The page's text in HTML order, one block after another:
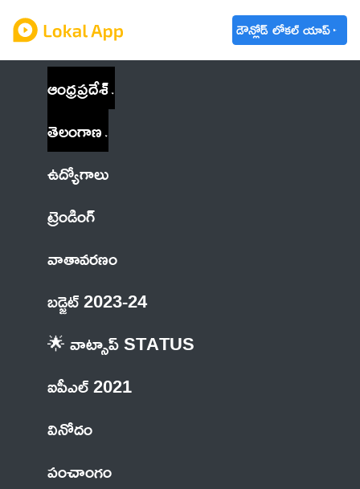
డౌన్లోడ్ లోకల్ యాప్
ఆంధ్రప్రదేశ్
తెలంగాణ
ఉద్యోగాలు
ట్రెండింగ్
వాతావరణం
బడ్జెట్ 2023-24
🌟 వాట్సాప్ STATUS
ఐపీఎల్ 2021
వినోదం
పంచాంగం